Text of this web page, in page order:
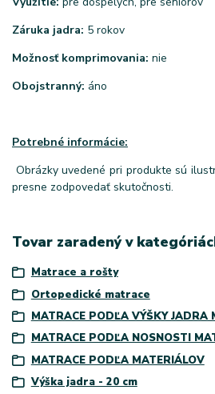
Záruka jadra: 5 rokov
Možnosť komprimovania: nie
Obojstranný: áno
Potrebné informácie:
Obrázky uvedené pri produkte sú
presne zodpovedať skutočnosti.
Tovar zaradený v
Matrace a rošty
Ortopedické matrace
MATRACE PODĽA VÝŠKY JADRA
MATRACE PODĽA NOSNOSTI
MATRACE PODĽA MATERIÁLOV
Výška jadra - 20 cm